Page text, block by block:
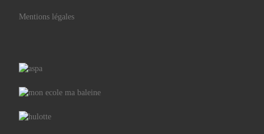
Mentions légales